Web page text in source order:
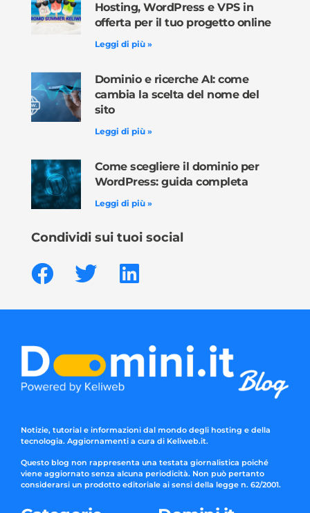
Hosting, WordPress e VPS in
offerta per il tuo progetto online
Leggi di più »
Dominio e ricerche AI: come
cambia la scelta del nome del
sito
Leggi di più »
Come scegliere il dominio per
WordPress: guida completa
Leggi di più »
Condividi sui tuoi social
Notizie, tutorial e informazioni dal mondo degli hosting e della
tecnologia. Aggiornamenti a cura di Keliweb.it.
Questo blog non rappresenta una testata giornalistica poiché
viene aggiornato senza alcuna periodicità. Non può pertanto
considerarsi un prodotto editoriale ai sensi della legge n. 62/2001.